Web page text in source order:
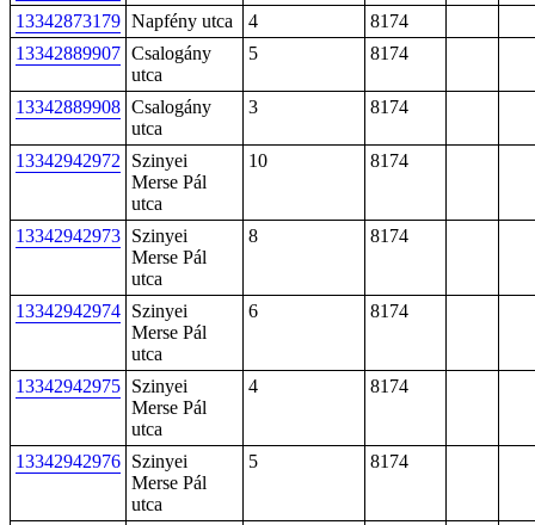
13342873179 Napfény utca 4
8174
13342889907 Csalogány
utca
5 8174
13342889908 Csalogány
utca
3 8174
13342942972
Szinyei
Merse Pál
utca
10 8174
13342942973 Szinyei
Merse Pál
utca
8 8174
13342942974 Szinyei
Merse Pál
utca
6 8174
13342942975 Szinyei
Merse Pál
utca
4 8174
13342942976 Szinyei
Merse Pál
utca
5 8174